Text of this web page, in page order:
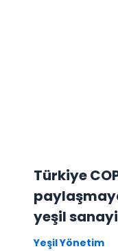
Türkiye
yeşil
Yeşil Yönetim